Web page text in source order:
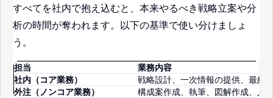
すべてを社内で抱え込むと、本来やるべき戦略立案や分
析の時間が奪われます。以下の基準で使い分けましょ
う。
担当
業務内容
社内（コア業務）
戦略設計、一次情報の提供、最終
外注（ノンコア業務）
構成案作成、執筆、図解作成、入